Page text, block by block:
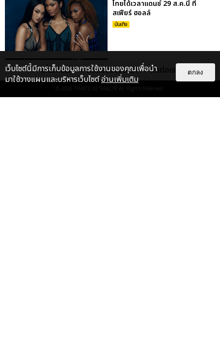
ไทยได้เวลาแดนซ์ 29 ส.ค.นี้ ที่
สเฟียร์ ฮอลล์
บันเทิง
FLO ชวนแดนซ์ ปลุกพลังสาวแซ่บใน
เพลงใหม่ REMEDIED ก่อนเจอตัว
จริงที่เมืองไทย 29 ส.ค. นี้
เกี่ยวกับเรา ติดต่อลงโฆษณา ติดต่อเรา
© 2026 THAITICKETMAJOR All Rights Reserved.
เว็บไซต์นี้มีการเก็บข้อมูลการใช้งานของคุณเพื่อนำ
มาใช้วางแผนและบริหารเว็บไซต์อ่านเพิ่มเติม
ตกลง